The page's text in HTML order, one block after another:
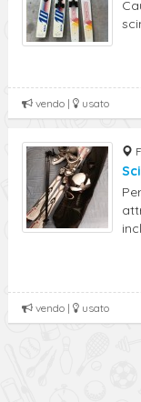
vendo | usato
vendo | usato